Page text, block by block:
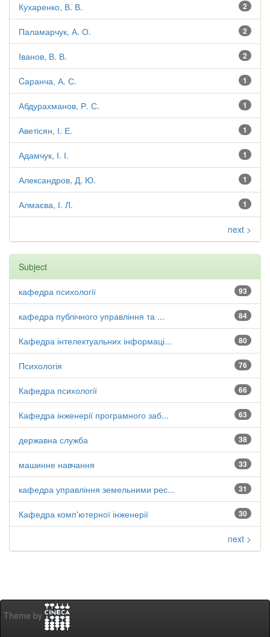
2
Кухаренко, В. В.
2
Паламарчук, А. О.
2
Іванов, В. В.
1
Cаранча, А. С.
1
Абдурахманов, Р. С.
1
Аветісян, І. Е.
1
Адамчук, І. І.
1
Александров, Д. Ю.
1
Алмаєва, І. Л.
next >
Subject
93
кафедра психології
84
кафедра публічного управління та ...
80
Кафедра інтелектуальних інформаці...
76
Психологія
66
Кафедра психології
63
Кафедра інженерії програмного заб...
38
державна служба
33
машинне навчання
31
кафедра управління земельними рес...
30
Кафедра комп'ютерної інженерії
next >
Theme by